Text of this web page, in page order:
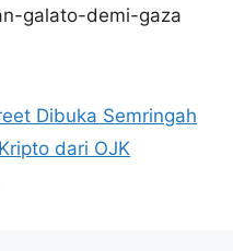
galato-demi-gaza
Dibuka Semringah
dari OJK